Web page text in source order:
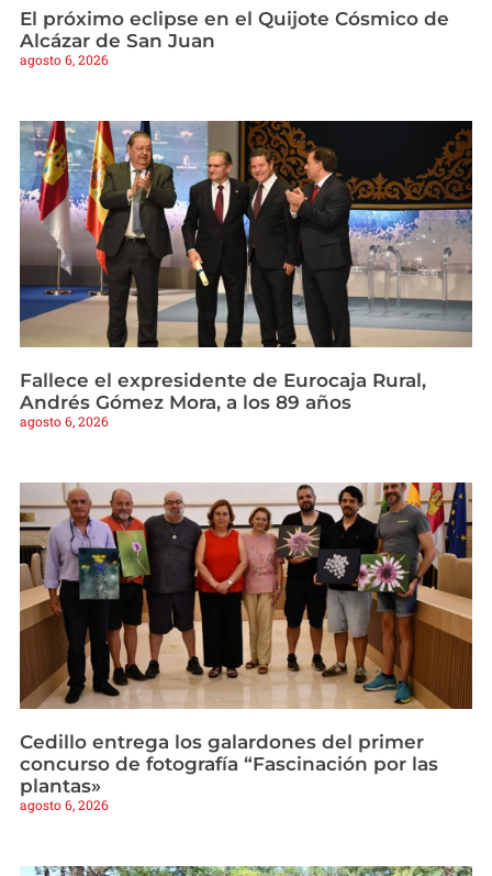
El próximo eclipse en el Quijote Cósmico de
Alcázar de San Juan
agosto 6, 2026
Fallece el expresidente de Eurocaja Rural,
Andrés Gómez Mora, a los 89 años
agosto 6, 2026
Cedillo entrega los galardones del primer
concurso de fotografía “Fascinación por las
plantas»
agosto 6, 2026